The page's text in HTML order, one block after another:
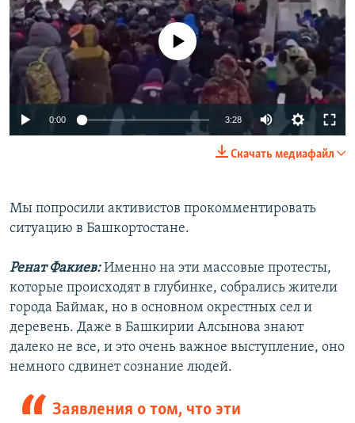
720p
No media source currently available
0:00 3:28
Скачать медиафайл
Мы попросили активистов прокомментировать
ситуацию в Башкортостане.
Ренат Факиев:Именно на эти массовые протесты,
которые происходят в глубинке, собрались жители
города Баймак, но в основном окрестных сел и
деревень. Даже в Башкирии Алсынова знают
далеко не все, и это очень важное выступление, оно
немного сдвинет сознание людей.
Заявления о том, что эти